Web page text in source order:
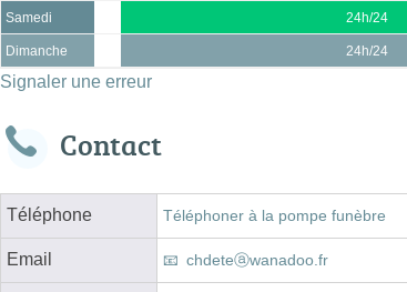
Samedi 24h/24
Dimanche 24h/24
Signaler une erreur
Contact
Téléphone Téléphoner à la pompe funèbre
Email chdeteⓐwanadoo.fr